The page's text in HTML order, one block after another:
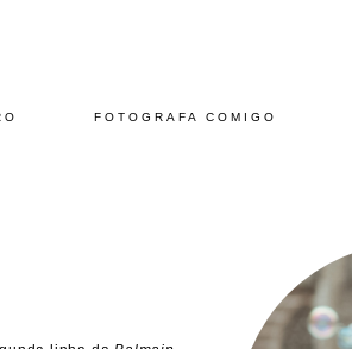
FOTOGRAFA COMIGO